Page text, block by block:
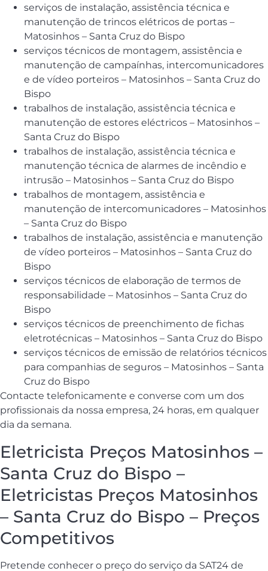
serviços de instalação, assistência técnica e
manutenção de trincos elétricos de portas –
Matosinhos – Santa Cruz do Bispo
serviços técnicos de montagem, assistência e
manutenção de campaínhas, intercomunicadores
e de vídeo porteiros – Matosinhos – Santa Cruz do
Bispo
trabalhos de instalação, assistência técnica e
manutenção de estores eléctricos – Matosinhos –
Santa Cruz do Bispo
trabalhos de instalação, assistência técnica e
manutenção técnica de alarmes de incêndio e
intrusão – Matosinhos – Santa Cruz do Bispo
trabalhos de montagem, assistência e
manutenção de intercomunicadores – Matosinhos
– Santa Cruz do Bispo
trabalhos de instalação, assistência e manutenção
de vídeo porteiros – Matosinhos – Santa Cruz do
Bispo
serviços técnicos de elaboração de termos de
responsabilidade – Matosinhos – Santa Cruz do
Bispo
serviços técnicos de preenchimento de fichas
eletrotécnicas – Matosinhos – Santa Cruz do Bispo
serviços técnicos de emissão de relatórios técnicos
para companhias de seguros – Matosinhos – Santa
Cruz do Bispo
Contacte telefonicamente e converse com um dos
profissionais da nossa empresa, 24 horas, em qualquer
dia da semana.
Eletricista Preços Matosinhos –
Santa Cruz do Bispo –
Eletricistas Preços Matosinhos
– Santa Cruz do Bispo – Preços
Competitivos
Pretende conhecer o preço do serviço da SAT24 de